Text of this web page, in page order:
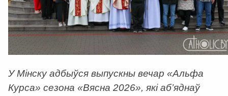
У Мінску адбыўся выпускны вечар «Альфа
Курса» сезона «Вясна 2026», які аб’яднаў